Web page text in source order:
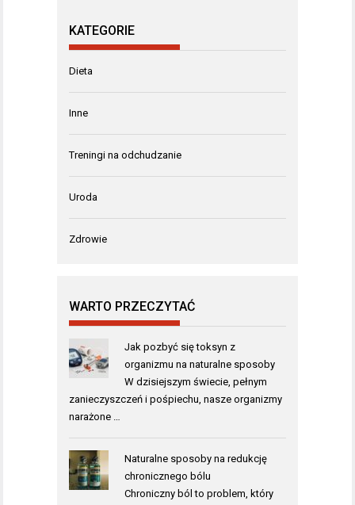
KATEGORIE
Dieta
Inne
Treningi na odchudzanie
Uroda
Zdrowie
WARTO PRZECZYTAĆ
Jak pozbyć się toksyn z
organizmu na naturalne sposoby
W dzisiejszym świecie, pełnym
zanieczyszczeń i pośpiechu, nasze organizmy
narażone …
Naturalne sposoby na redukcję
chronicznego bólu
Chroniczny ból to problem, który